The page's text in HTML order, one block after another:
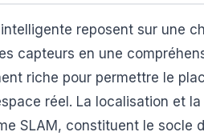
reposent sur une
capteurs en une
riche pour permettre le
réel. La localisation et
SLAM, constituent le socle